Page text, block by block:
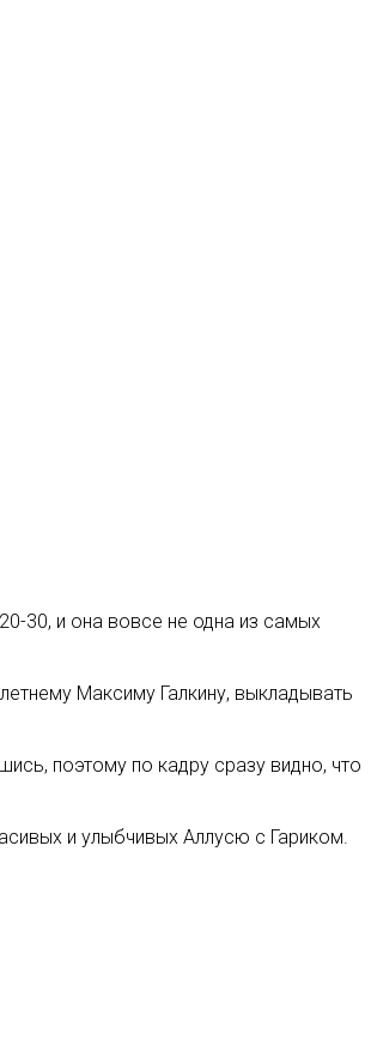
30, и она вовсе не одна из самых
Максиму Галкину, выкладывать
поэтому по кадру сразу видно, что
и улыбчивых Аллусю с Гариком.